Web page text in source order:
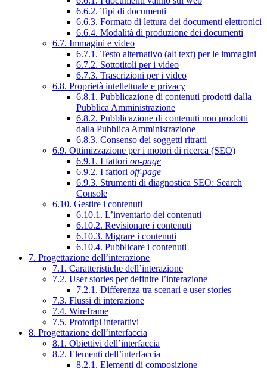
6.6.2. Tipi di documenti
6.6.3. Formato di lettura dei documenti elettronici
6.6.4. Modalità di produzione dei documenti
6.7. Immagini e video
6.7.1. Testo alternativo (alt text) per le immagini
6.7.2. Sottotitoli per i video
6.7.3. Trascrizioni per i video
6.8. Proprietà intellettuale e privacy
6.8.1. Pubblicazione di contenuti prodotti dalla
Pubblica Amministrazione
6.8.2. Pubblicazione di contenuti non prodotti
dalla Pubblica Amministrazione
6.8.3. Consenso dei soggetti ritratti
6.9. Ottimizzazione per i motori di ricerca (SEO)
6.9.1. I fattori on-page
6.9.2. I fattori off-page
6.9.3. Strumenti di diagnostica SEO: Search
Console
6.10. Gestire i contenuti
6.10.1. L’inventario dei contenuti
6.10.2. Revisionare i contenuti
6.10.3. Migrare i contenuti
6.10.4. Pubblicare i contenuti
7. Progettazione dell’interazione
7.1. Caratteristiche dell’interazione
7.2. User stories per definire l’interazione
7.2.1. Differenza tra scenari e user stories
7.3. Flussi di interazione
7.4. Wireframe
7.5. Prototipi interattivi
8. Progettazione dell’interfaccia
8.1. Obiettivi dell’interfaccia
8.2. Elementi dell’interfaccia
8.2.1. Elementi di composizione